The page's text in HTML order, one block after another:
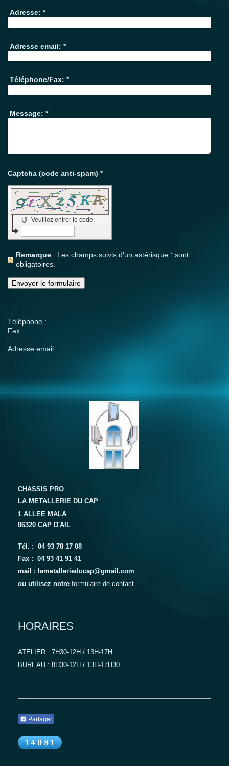
Adresse: *
Adresse email: *
Téléphone/Fax: *
Message: *
Captcha (code anti-spam) *
Veuillez entrer le code.
↺
Remarque : Les champs suivis d'un astérisque *sont
obligatoires.
Téléphone :
Fax :
Adresse email :
CHASSIS PRO
LA METALLERIE DU CAP
1 ALLEE MALA
06320 CAP D'AIL
Tél. : 04 93 78 17 08
Fax : 04 93 41 91 41
mail : lametallerieducap@gmail.com
ou utilisez notre formulaire de contact
HORAIRES
ATELIER : 7H30-12H / 13H-17H
BUREAU : 8H30-12H / 13H-17H30
Partager